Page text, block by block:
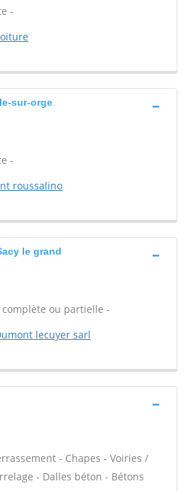
-
sur-orge
-
roussalino
le grand
ou partielle -
lecuyer sarl
- Chapes - Voiries /
- Dalles béton - Bétons